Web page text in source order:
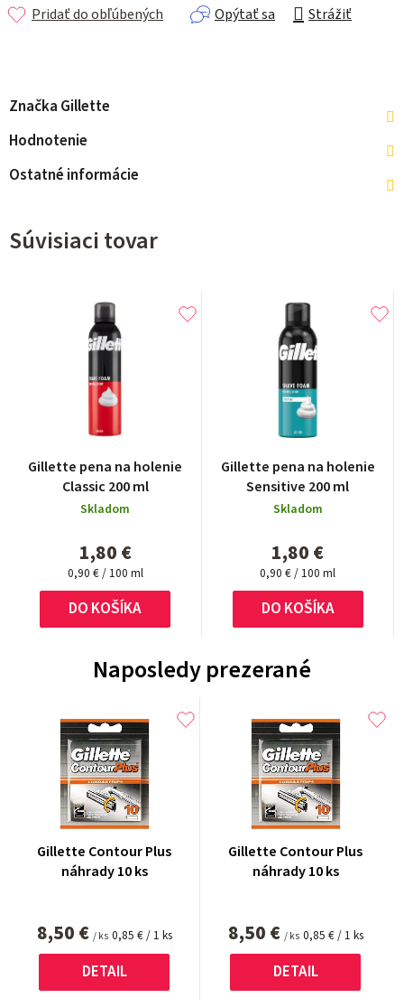
Opýtať sa Strážiť
Pridať do obľúbených
Značka Gillette
Hodnotenie
Ostatné informácie
Súvisiaci tovar
Gillette pena na holenie
Classic 200 ml
Skladom
1,80 €
Jednotková
cena:
0,90 € / 100 ml
DO KOŠÍKA
Gillette pena na holenie
Sensitive 200 ml
Skladom
1,80 €
Jednotková
cena:
0,90 € / 100 ml
DO KOŠÍKA
Naposledy prezerané
Gillette Contour Plus
náhrady 10 ks
8,50 € / ks Jednotková
cena:
0,85 € / 1 ks
DETAIL
Gillette Contour Plus
náhrady 10 ks
8,50 € / ks Jednotková
cena:
0,85 € / 1 ks
DETAIL